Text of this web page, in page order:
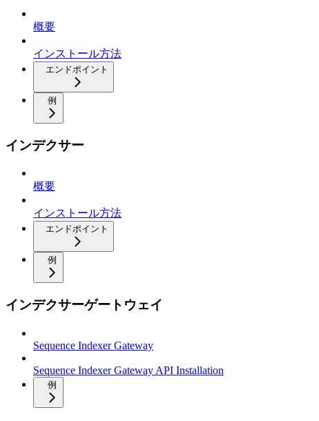
概要
インストール方法
エンドポイント
例
インデクサー
概要
インストール方法
エンドポイント
例
インデクサーゲートウェイ
Sequence Indexer Gateway
Sequence Indexer Gateway API Installation
例